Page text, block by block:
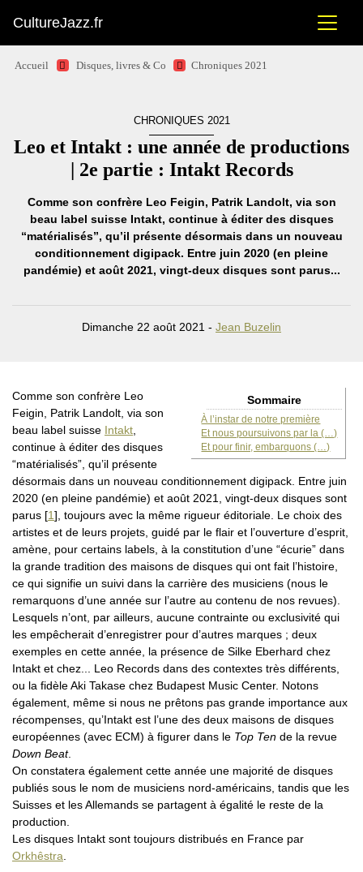
CultureJazz.fr
Accueil Disques, livres & Co Chroniques 2021
CHRONIQUES 2021
Leo et Intakt : une année de productions
| 2e partie : Intakt Records
Comme son confrère Leo Feigin, Patrik Landolt, via son
beau label suisse Intakt, continue à éditer des disques
“matérialisés”, qu’il présente désormais dans un nouveau
conditionnement digipack. Entre juin 2020 (en pleine
pandémie) et août 2021, vingt-deux disques sont parus...
Dimanche 22 août 2021 - Jean Buzelin
Sommaire
À l’instar de notre première
Et nous poursuivons par la (…)
Et pour finir, embarquons (…)
Comme son confrère Leo
Feigin, Patrik Landolt, via son
beau label suisse Intakt
continue à éditer des disques
“matérialisés”, qu’il présente
désormais dans un nouveau conditionnement digipack. Entre juin
2020 (en pleine pandémie) et août 2021, vingt-deux disques sont
parus [1] , toujours avec la même rigueur éditoriale. Le choix des
artistes et de leurs projets, guidé par le flair et l’ouverture d’esprit,
amène, pour certains labels, à la constitution d’une “écurie” dans
la grande tradition des maisons de disques qui ont fait l’histoire,
ce qui signifie un suivi dans la carrière des musiciens (nous le
remarquons d’une année sur l’autre au contenu de nos revues).
Lesquels n’ont, par ailleurs, aucune contrainte ou exclusivité qui
les empêcherait d’enregistrer pour d’autres marques ; deux
exemples en cette année, la présence de Silke Eberhard chez
Intakt et chez... Leo Records dans des contextes très différents,
ou la fidèle Aki Takase chez Budapest Music Center. Notons
également, même si nous ne prêtons pas grande importance aux
récompenses, qu’Intakt est l’une des deux maisons de disques
européennes (avec ECM) à figurer dans le Top Ten de la revue
Down Beat.
On constatera également cette année une majorité de disques
publiés sous le nom de musiciens nord-américains, tandis que les
Suisses et les Allemands se partagent à égalité le reste de la
production.
Les disques Intakt sont toujours distribués en France par
Orkhêstra